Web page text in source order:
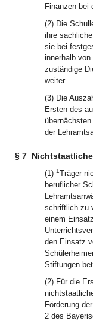
Finanzen bei
(2) Die
ihre
sie bei
innerhalb
zuständige
weiter.
(3) Die
Ersten des
der
§ 7
(1) 1Träger
beruflicher
schriftlich zu
einem
den Einsatz
Stiftungen
(2) Für die
Förderung
2 des